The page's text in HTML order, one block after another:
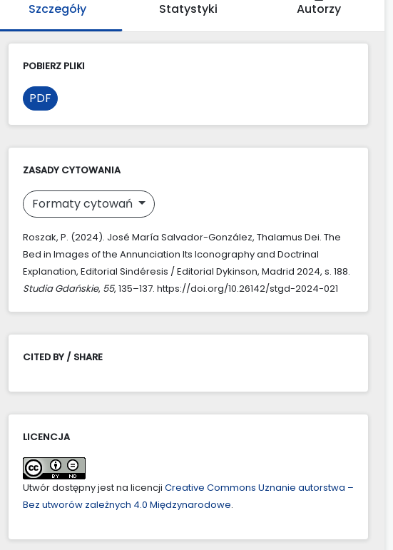
Szczegóły Statystyki Autorzy
POBIERZ PLIKI
PDF
ZASADY CYTOWANIA
Formaty cytowań
Roszak, P. (2024). José María Salvador-González, Thalamus Dei. The
Bed in Images of the Annunciation Its Iconography and Doctrinal
Explanation, Editorial Sindéresis / Editorial Dykinson, Madrid 2024, s. 188.
Studia Gdańskie, 55, 135–137. https://doi.org/10.26142/stgd-2024-021
CITED BY / SHARE
LICENCJA
Utwór dostępny jest na licencji Creative Commons Uznanie autorstwa –
Bez utworów zależnych 4.0 Międzynarodowe.